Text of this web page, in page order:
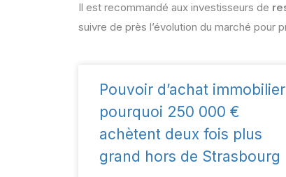
Il est recommandé aux investisseurs de
suivre de près l’évolution du marché pour
Pouvoir d’achat
pourquoi 250 000 €
achètent deux fois plus
grand hors de Strasbourg